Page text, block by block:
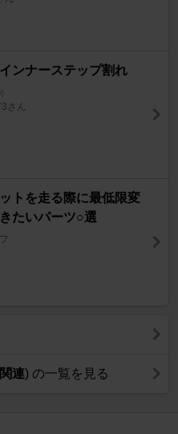
ンナーステップ割れ
さん
トを走る際に最低限変
たいパーツ○選
連) の一覧を見る